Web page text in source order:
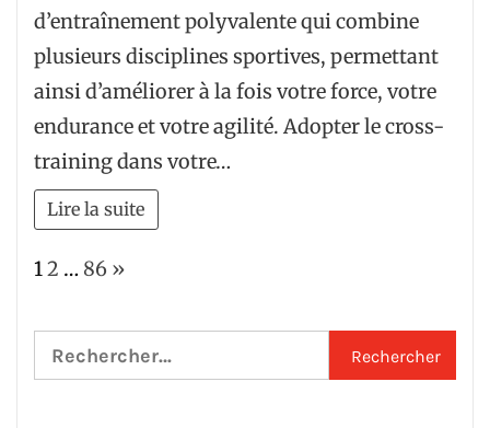
d’entraînement polyvalente qui combine
plusieurs disciplines sportives, permettant
ainsi d’améliorer à la fois votre force, votre
endurance et votre agilité. Adopter le cross-
training dans votre…
Lire la suite
Page:
12 … 86 Next
»
Rechercher :